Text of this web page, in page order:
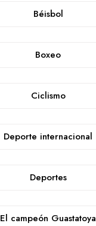
Béisbol
Boxeo
Ciclismo
Deporte internacional
Deportes
El campeón Guastatoya